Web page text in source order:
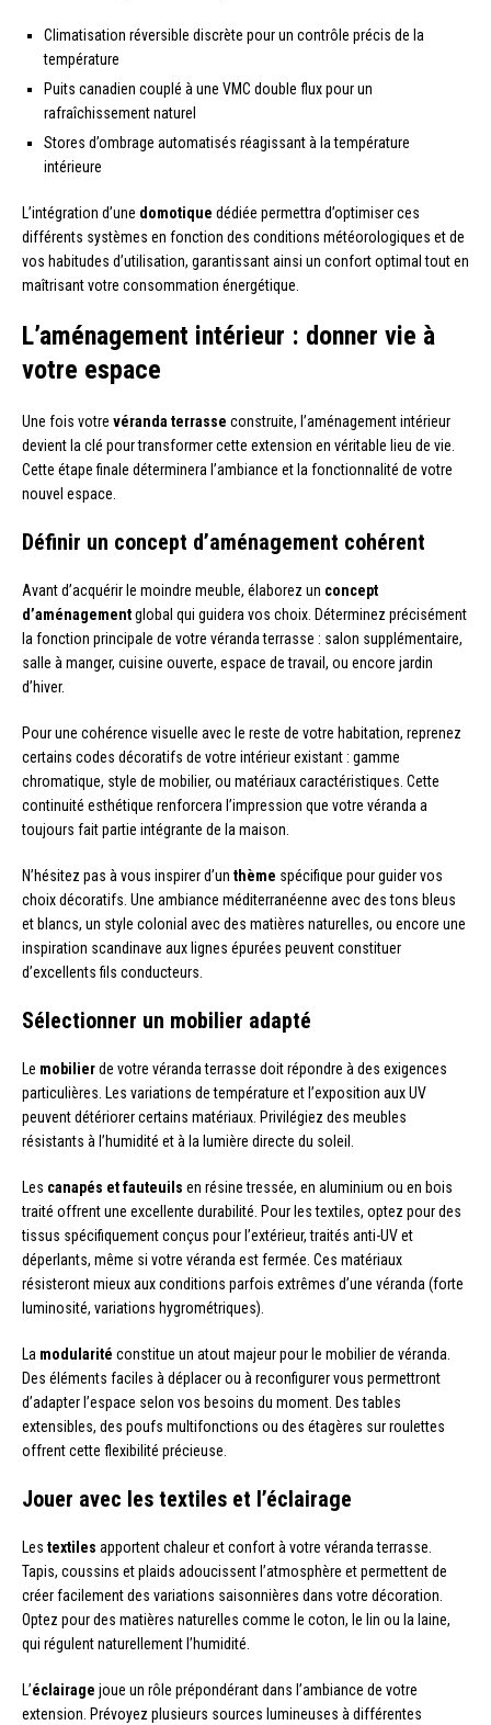
Climatisation réversible discrète pour un contrôle précis de la
température
Puits canadien couplé à une VMC double flux pour un
rafraîchissement naturel
Stores d’ombrage automatisés réagissant à la température
intérieure
L’intégration d’une domotique dédiée permettra d’optimiser ces
différents systèmes en fonction des conditions météorologiques et de
vos habitudes d’utilisation, garantissant ainsi un confort optimal tout en
maîtrisant votre consommation énergétique.
L’aménagement intérieur : donner vie à
votre espace
Une fois votre véranda terrasse construite, l’aménagement intérieur
devient la clé pour transformer cette extension en véritable lieu de vie.
Cette étape finale déterminera l’ambiance et la fonctionnalité de votre
nouvel espace.
Définir un concept d’aménagement cohérent
Avant d’acquérir le moindre meuble, élaborez un concept
d’aménagementglobal qui guidera vos choix. Déterminez précisément
la fonction principale de votre véranda terrasse : salon supplémentaire,
salle à manger, cuisine ouverte, espace de travail, ou encore jardin
d’hiver.
Pour une cohérence visuelle avec le reste de votre habitation, reprenez
certains codes décoratifs de votre intérieur existant : gamme
chromatique, style de mobilier, ou matériaux caractéristiques. Cette
continuité esthétique renforcera l’impression que votre véranda a
toujours fait partie intégrante de la maison.
N’hésitez pas à vous inspirer d’un thème spécifique pour guider vos
choix décoratifs. Une ambiance méditerranéenne avec des tons bleus
et blancs, un style colonial avec des matières naturelles, ou encore une
inspiration scandinave aux lignes épurées peuvent constituer
d’excellents fils conducteurs.
Sélectionner un mobilier adapté
Le mobilierde votre véranda terrasse doit répondre à des exigences
particulières. Les variations de température et l’exposition aux UV
peuvent détériorer certains matériaux. Privilégiez des meubles
résistants à l’humidité et à la lumière directe du soleil.
Les canapés et fauteuils en résine tressée, en aluminium ou en bois
traité offrent une excellente durabilité. Pour les textiles, optez pour des
tissus spécifiquement conçus pour l’extérieur, traités anti-UV et
déperlants, même si votre véranda est fermée. Ces matériaux
résisteront mieux aux conditions parfois extrêmes d’une véranda (forte
luminosité, variations hygrométriques).
La modularité constitue un atout majeur pour le mobilier de véranda.
Des éléments faciles à déplacer ou à reconfigurer vous permettront
d’adapter l’espace selon vos besoins du moment. Des tables
extensibles, des poufs multifonctions ou des étagères sur roulettes
offrent cette flexibilité précieuse.
Jouer avec les textiles et l’éclairage
Les textiles apportent chaleur et confort à votre véranda terrasse.
Tapis, coussins et plaids adoucissent l’atmosphère et permettent de
créer facilement des variations saisonnières dans votre décoration.
Optez pour des matières naturelles comme le coton, le lin ou la laine,
qui régulent naturellement l’humidité.
L’éclairage joue un rôle prépondérant dans l’ambiance de votre
extension. Prévoyez plusieurs sources lumineuses à différentes